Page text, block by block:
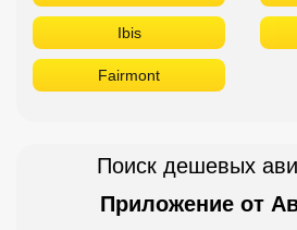
Ibis
Fairmont
Поиск дешевых
Приложение от